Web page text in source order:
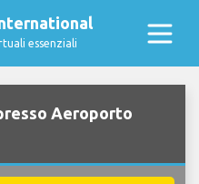
essenziali
Aeroporto